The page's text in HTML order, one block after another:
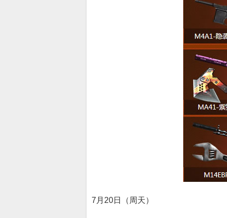
7月20日（周天）